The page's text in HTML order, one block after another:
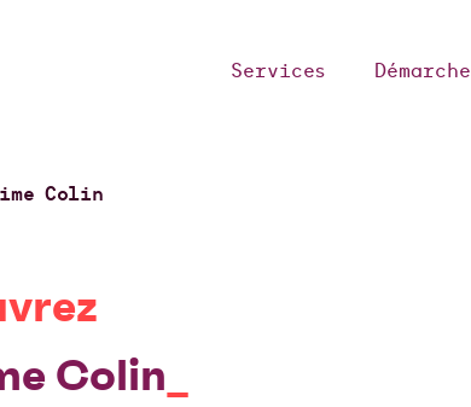
Services Démarche
Colin
Colin